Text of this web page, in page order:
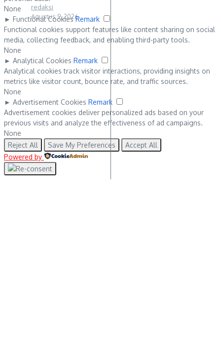
redaksi
Agustus 9, 2026
None
► Functional Cookies Remark
Functional cookies support features like content sharing on social
media, collecting feedback, and enabling third-party tools.
None
► Analytical Cookies Remark
Analytical cookies track visitor interactions, providing insights on
metrics like visitor count, bounce rate, and traffic sources.
None
► Advertisement Cookies Remark
Advertisement cookies deliver personalized ads based on your
previous visits and analyze the effectiveness of ad campaigns.
None
Reject All
Save My Preferences
Accept All
Powered by